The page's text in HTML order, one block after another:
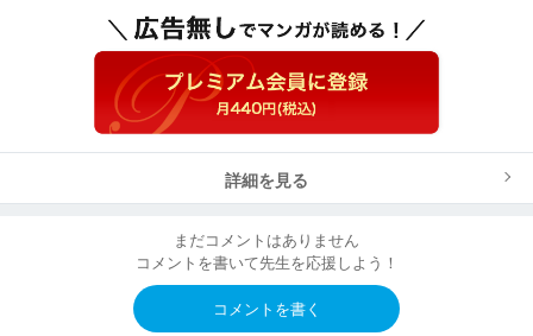
詳細を見る
まだコメントはありません
コメントを書いて先生を応援しよう！
コメントを書く